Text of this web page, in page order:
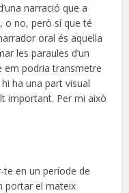
narració que a
o no, però sí que té
oral és aquella
les paraules d’un
em podria transmetre
ha una part visual
important. Per mi això
te en un període de
portar el mateix